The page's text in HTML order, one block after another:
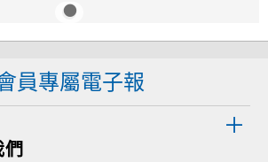
員專屬電子報
們